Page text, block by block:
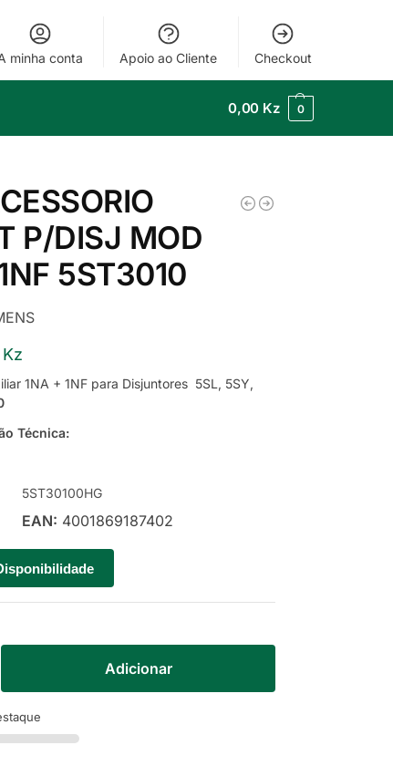
minha conta Apoio ao Cliente Checkout
0,00 Kz 0
P/DISJ MOD
5ST3010
Kz
1NA + 1NF para Disjuntores 5SL, 5SY,
Técnica:
5ST30100HG
EAN: 4001869187402
Adicionar